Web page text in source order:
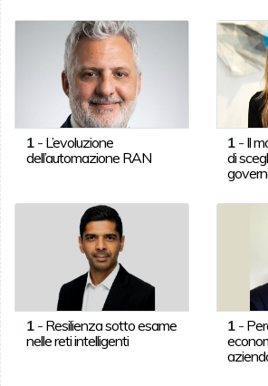
1- L’evoluzione
dell’automazione RAN
1 - Il
di
1- Resilienza sotto esame
nelle reti intelligenti
1 -